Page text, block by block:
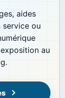
aides
service ou
au